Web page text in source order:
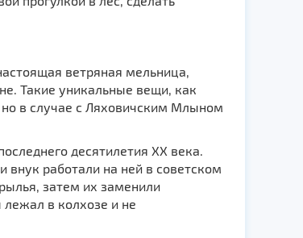
ветряная мельница,
Такие уникальные вещи, как
но в случае с Ляховичским Млыном
десятилетия XX века.
внук работали на ней в советском
затем их заменили
в колхозе и не